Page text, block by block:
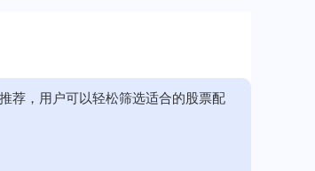
荐，用户可以轻松筛选适合的股票配